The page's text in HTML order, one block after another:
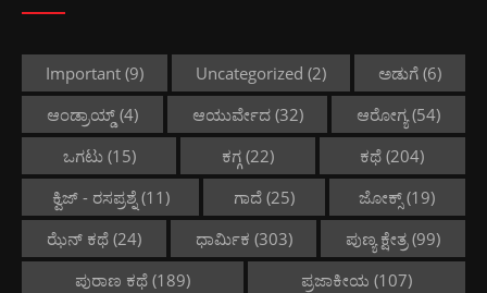
Important (9) Uncategorized (2) ಅಡುಗೆ (6)
ಆಂಡ್ರಾಯ್ಡ್(4) ಆಯುರ್ವೇದ(32) ಆರೋಗ್ಯ(54)
ಒಗಟು(15) ಕಗ್ಗ(22) ಕಥೆ (204)
ಕ್ವಿಜ್ - ರಸಪ್ರಶ್ನೆ(11) ಗಾದೆ(25) ಜೋಕ್ಸ್(19)
ಝೆನ್ ಕಥೆ(24) ಧಾರ್ಮಿಕ (303) ಪುಣ್ಯ ಕ್ಷೇತ್ರ(99)
ಪುರಾಣ ಕಥೆ (189) ಪ್ರಜಾಕೀಯ (107)